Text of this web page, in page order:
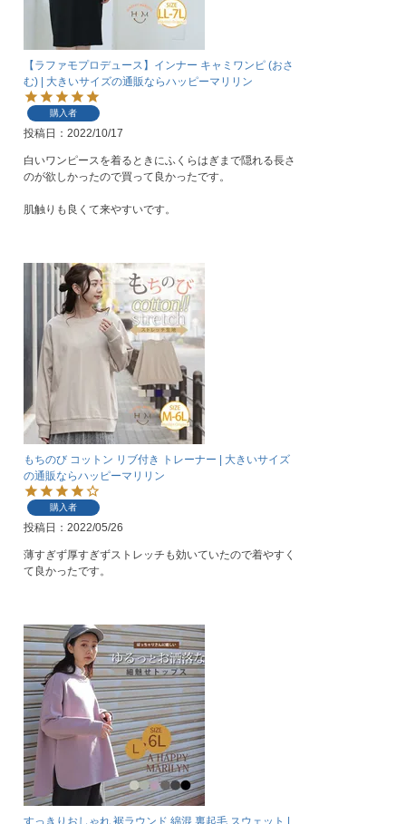
【ラファモプロデュース】インナー キャミワンピ (おさ
む) | 大きいサイズの通販ならハッピーマリリン
購入者
投稿日 2022/10/17
白いワンピースを着るときにふくらはぎまで隠れる長さ
のが欲しかったので買って良かったです。
肌触りも良くて来やすいです。
もちのび コットン リブ付き トレーナー | 大きいサイズ
の通販ならハッピーマリリン
購入者
投稿日 2022/05/26
薄すぎず厚すぎずストレッチも効いていたので着やすく
て良かったです。